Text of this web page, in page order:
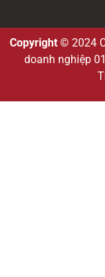
Copyright © 2024
doanh nghiệp